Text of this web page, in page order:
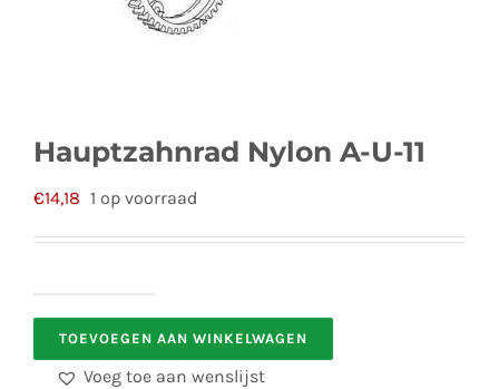
Hauptzahnrad Nylon A-U-11
€14,18 1 op voorraad
Nylon
A-
TOEVOEGEN AAN WINKELWAGEN
Voeg toe aan wenslijst